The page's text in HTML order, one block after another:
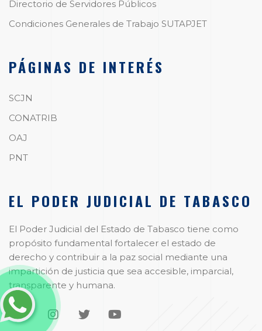
Directorio de Servidores Públicos
Condiciones Generales de Trabajo SUTAPJET
PÁGINAS DE INTERÉS
SCJN
CONATRIB
OAJ
PNT
EL PODER JUDICIAL DE TABASCO
El Poder Judicial del Estado de Tabasco tiene como
propósito fundamental fortalecer el estado de
derecho y contribuir a la paz social mediante una
impartición de justicia que sea accesible, imparcial,
transparente y humana.